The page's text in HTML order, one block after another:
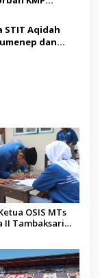
STIT Aqidah
dan
OSIS MTs
II Tambaksari